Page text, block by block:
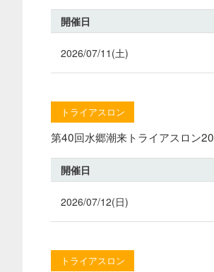
開催日
2026/07/11(土)
トライアスロン
第40回水郷潮来トライアスロン
開催日
2026/07/12(日)
トライアスロン